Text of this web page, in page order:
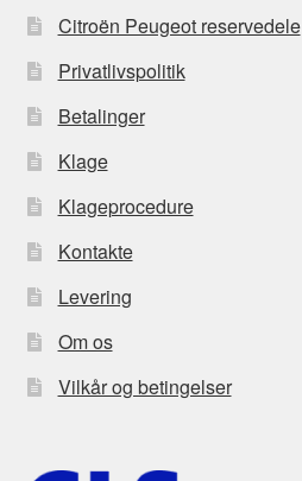
Citroën Peugeot reservedele
Privatlivspolitik
Betalinger
Klage
Klageprocedure
Kontakte
Levering
Om os
Vilkår og betingelser